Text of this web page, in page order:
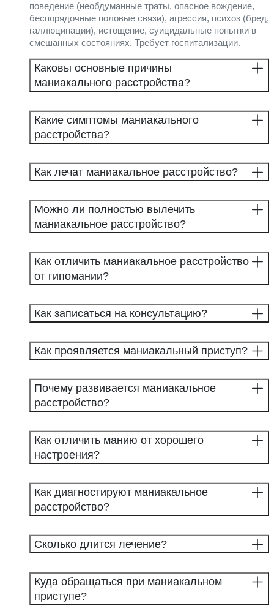
поведение (необдуманные траты, опасное вождение,
беспорядочные половые связи), агрессия, психоз (бред,
галлюцинации), истощение, суицидальные попытки в
смешанных состояниях. Требует госпитализации.
Каковы основные причины
маниакального расстройства?
Какие симптомы маниакального
расстройства?
Как лечат маниакальное расстройство?
Можно ли полностью вылечить
маниакальное расстройство?
Как отличить маниакальное расстройство
от гипомании?
Как записаться на консультацию?
Как проявляется маниакальный приступ?
Почему развивается маниакальное
расстройство?
Как отличить манию от хорошего
настроения?
Как диагностируют маниакальное
расстройство?
Сколько длится лечение?
Куда обращаться при маниакальном
приступе?